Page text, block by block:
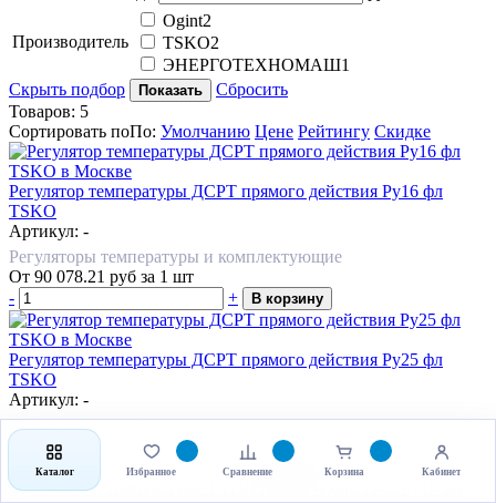
Производитель
Ogint2
TSKO2
ЭНЕРГОТЕХНОМАШ1
Скрыть подбор
Показать
Сбросить
Товаров: 5
Сортировать поПо: Умолчанию Цене Рейтингу Скидке
Регулятор температуры ДСРТ прямого действия Ру16 фл
TSKO
Артикул: -
Регуляторы температуры и комплектующие
От 90 078.21 руб за 1 шт
-
+ В корзину
Регулятор температуры ДСРТ прямого действия Ру25 фл
TSKO
Артикул: -
Регуляторы температуры и комплектующие
От
101 126.40 рубза 1 шт
+ В корзину
Каталог Избранное Сравнение Корзина Кабинет